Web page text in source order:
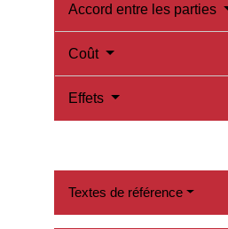
Accord entre les parties
Coût
Effets
Textes de référence